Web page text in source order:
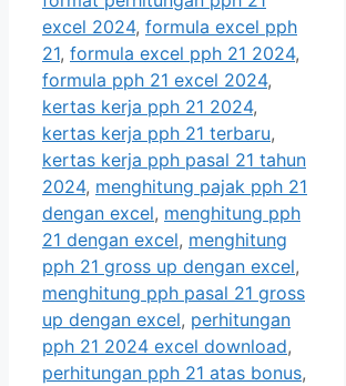
excel 2024, formula excel pph
21, formula excel pph 21 2024,
formula pph 21 excel 2024,
kertas kerja pph 21 2024,
kertas kerja pph 21 terbaru,
kertas kerja pph pasal 21 tahun
2024, menghitung pajak pph 21
dengan excel, menghitung pph
21 dengan excel, menghitung
pph 21 gross up dengan excel,
menghitung pph pasal 21 gross
up dengan excel, perhitungan
pph 21 2024 excel download,
perhitungan pph 21 atas bonus,